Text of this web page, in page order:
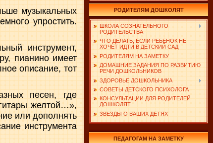
музыкальных
упростить.
инструмент,
пианино имеет
описание, тот
песен, где
желтой…»,
или дополнять
инструмента
РОДИТЕЛЯМ ДОШКОЛЯТ
ШКОЛА СОЗНАТЕЛЬНОГО
РОДИТЕЛЬСТВА
ЧТО ДЕЛАТЬ, ЕСЛИ РЕБЕНОК НЕ
ХОЧЕТ ИДТИ В ДЕТСКИЙ САД
РОДИТЕЛЯМ НА ЗАМЕТКУ
ДОМАШНИЕ ЗАДАНИЯ ПО РАЗВИТИЮ
РЕЧИ ДОШКОЛЬНИКОВ
ЗДОРОВЬЕ ДОШКОЛЬНИКА
СОВЕТЫ ДЕТСКОГО ПСИХОЛОГА
КОНСУЛЬТАЦИИ ДЛЯ РОДИТЕЛЕЙ
ДОШКОЛЯТ
ЗВЕЗДЫ О ВАШИХ ДЕТЯХ
ПЕДАГОГАМ НА ЗАМЕТКУ